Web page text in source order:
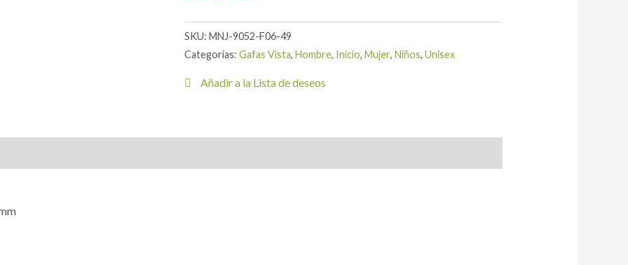
SKU:MNJ-9052-F06-49
Categorías:Gafas Vista,Hombre, Inicio,Mujer,Niños,Unisex
Añadir a la Lista de deseos